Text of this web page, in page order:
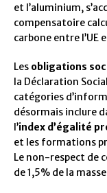
et l’aluminium,
compensatoire
carbone entre l’UE
Les obligations
la Déclaration
catégories
désormais inclure
l’index d’égalité
et les formations
Le non-respect de
de 1,5% de la